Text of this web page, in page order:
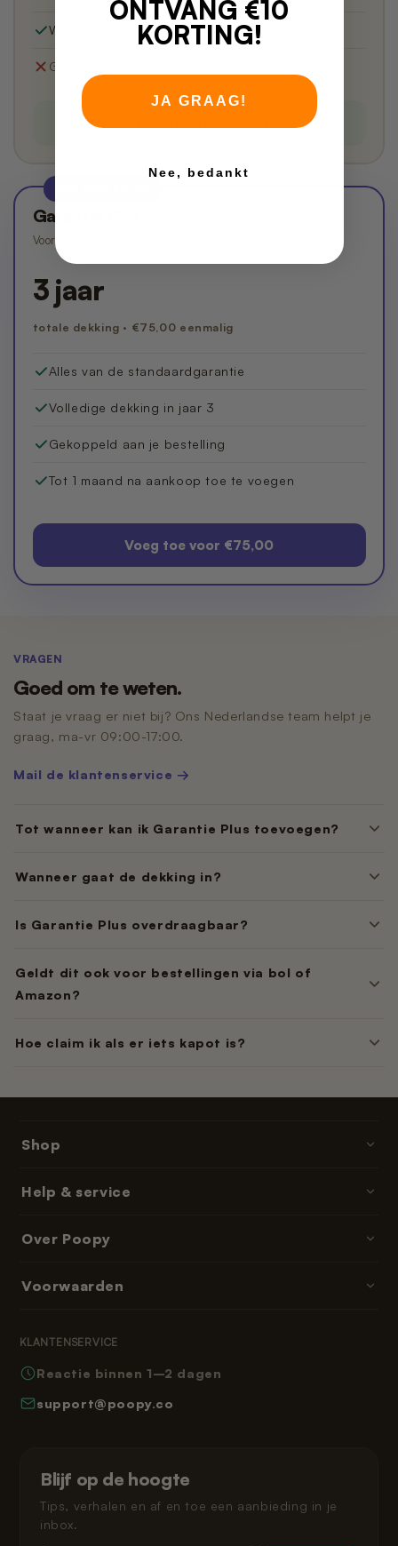
Wettelijke garantie blijft altijd gelden
Geen dekking in jaar 3
Garantie Plus
Voor alle modellen
3 jaar
totale dekking · €75,00 eenmalig
Alles van de standaardgarantie
Volledige dekking in jaar 3
Gekoppeld aan je bestelling
Tot 1 maand na aankoop toe te voegen
Voeg toe voor €75,00
VRAGEN
Goed om te weten.
Staat je vraag er niet bij? Ons Nederlandse team helpt je
graag, ma-vr 09:00-17:00.
Mail de klantenservice →
Tot wanneer kan ik Garantie Plus toevoegen?
Wanneer gaat de dekking in?
Is Garantie Plus overdraagbaar?
Geldt dit ook voor bestellingen via bol of
Amazon?
Hoe claim ik als er iets kapot is?
Shop
Accessoires
Help & service
Bezorgtijden
Veelgestelde vragen
Hoe werkt Poopy
Kat laten wennen
Over Poopy
Leeshoek
Voorwaarden
Herroepingsrecht
Garantie
Klarna privacybeleid
Juridisch
Blijf op de hoogte
Tips, verhalen en af en toe een aanbieding in je
inbox.
KLANTENSERVICE
Reactie binnen 1–2 dagen
support@poopy.co
ONTVANG €10
KORTING!
JA GRAAG!
Nee, bedankt